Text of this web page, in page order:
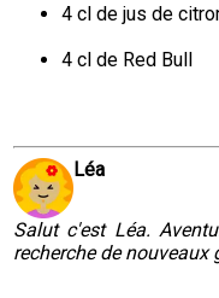
4 cl de jus de
4 cl de Red Bull
Léa
Salut c'est Léa.
recherche de nouveaux